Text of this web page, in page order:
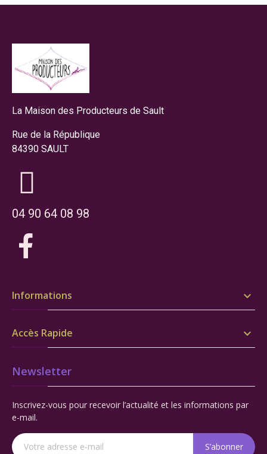
La Maison des Producteurs de Sault
Rue de la République
84390 SAULT
04 90 64 08 98
Informations 
Accès Rapide 
Newsletter
Inscrivez-vous pour recevoir l’actualité et les informations par
e-mail.
S’abonner